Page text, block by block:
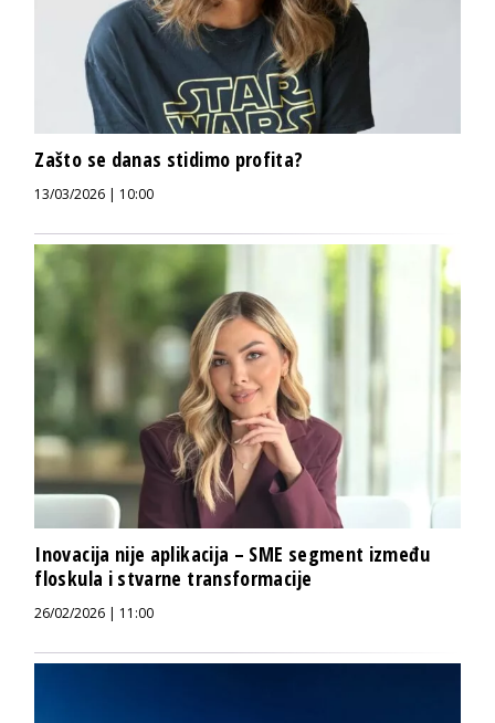
Zašto se danas stidimo profita?
13/03/2026 | 10:00
Inovacija nije aplikacija – SME segment između
floskula i stvarne transformacije
26/02/2026 | 11:00